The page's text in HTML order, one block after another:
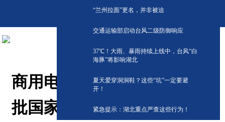
“兰州拉面”更名，并非被迫
交通运输部启动台风二级防御响应
​37℃！大雨、暴雨持续上线中，台风“白
海豚”将影响湖北
夏天爱穿洞洞鞋？这些“坑”一定要避
开！
紧急提示：湖北重点严查这些行为！
商用电动汽车换电安全等一
批国家标准11月起实施